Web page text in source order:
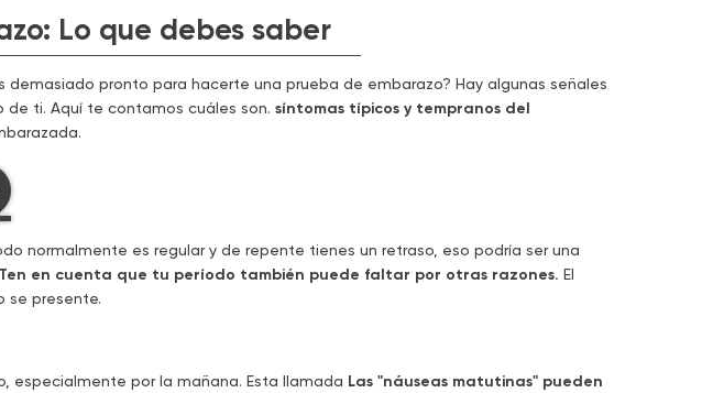
Lo que debes saber
demasiado pronto para hacerte una prueba de embarazo? Hay algunas señales
ti. Aquí te contamos cuáles son. síntomas típicos y tempranos del
normalmente es regular y de repente tienes un retraso, eso podría ser una
Ten en cuenta que tu período también puede faltar por otras razones. El
se presente.
especialmente por la mañana. Esta llamada Las "náuseas matutinas" pueden